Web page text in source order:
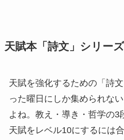
天賦本「詩文」シリー
天賦を強化するための「詩
った曜日にしか集められな
よね。教え・導き・哲学の3
天賦をレベル10にするには